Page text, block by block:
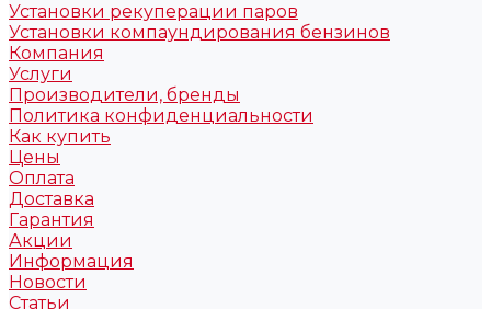
Установки рекуперации паров
Установки компаундирования бензинов
Компания
Услуги
Производители, бренды
Политика конфиденциальности
Как купить
Цены
Оплата
Доставка
Гарантия
Акции
Информация
Новости
Статьи